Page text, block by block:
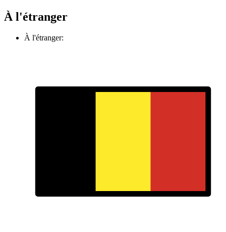
À l'étranger
À l'étranger: